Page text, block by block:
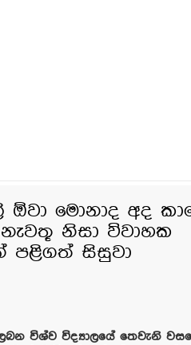
මොනාද අද
නිසා විවාහක
පළිගත් සිසුවා
විශ්ව විද්‍යාලයේ තෙවැනි